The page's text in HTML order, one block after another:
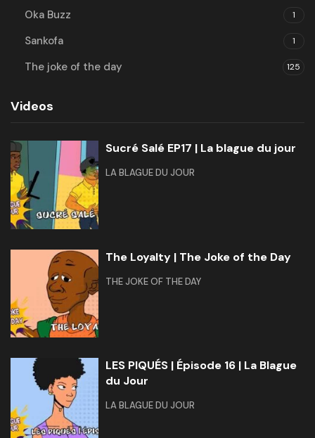
Oka Buzz 1
Sankofa 1
The joke of the day 125
Videos
Sucré Salé EP17 | La blague du jour
LA BLAGUE DU JOUR
The Loyalty | The Joke of the Day
THE JOKE OF THE DAY
LES PIQUÉS | Épisode 16 | La Blague
du Jour
LA BLAGUE DU JOUR